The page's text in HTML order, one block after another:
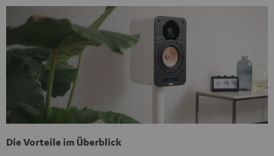
Die Vorteile im Überblick